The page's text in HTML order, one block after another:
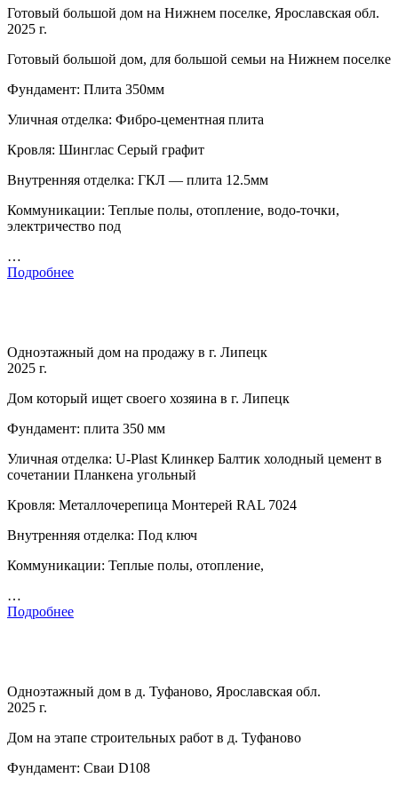
Готовый большой дом на Нижнем поселке, Ярославская обл.
2025 г.
Готовый большой дом, для большой семьи на Нижнем поселке
Фундамент: Плита 350мм
Уличная отделка: Фибро-цементная плита
Кровля: Шинглас Серый графит
Внутренняя отделка: ГКЛ — плита 12.5мм
Коммуникации: Теплые полы, отопление, водо-точки,
электричество под
…
Подробнее
Одноэтажный дом на продажу в г. Липецк
2025 г.
Дом который ищет своего хозяина в г. Липецк
Фундамент: плита 350 мм
Уличная отделка: U-Plast Клинкер Балтик холодный цемент в
сочетании Планкена угольный
Кровля: Металлочерепица Монтерей RAL 7024
Внутренняя отделка: Под ключ
Коммуникации: Теплые полы, отопление,
…
Подробнее
Одноэтажный дом в д. Туфаново, Ярославская обл.
2025 г.
Дом на этапе строительных работ в д. Туфаново
Фундамент: Сваи D108